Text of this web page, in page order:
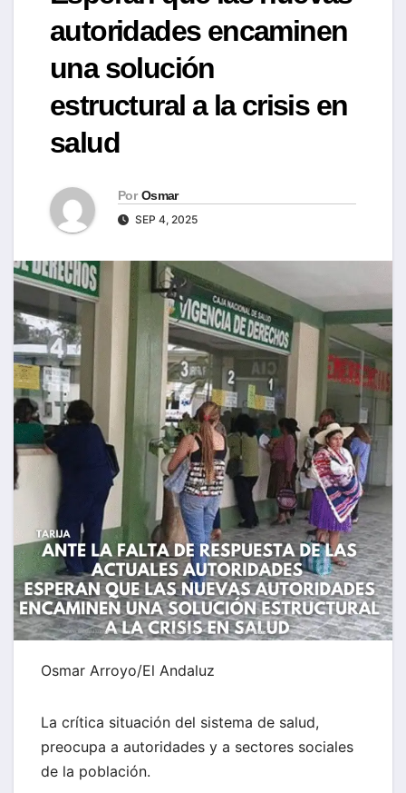
autoridades encaminen
una solución
estructural a la crisis en
salud
Por Osmar
SEP 4, 2025
Osmar Arroyo/El Andaluz
La crítica situación del sistema de salud,
preocupa a autoridades y a sectores sociales
de la población.